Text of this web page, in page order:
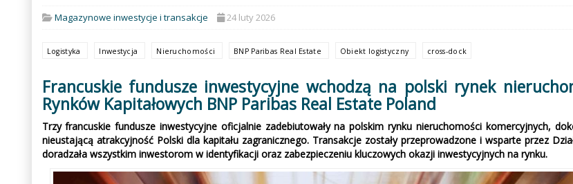
Magazynowe inwestycje i transakcje 24 luty 2026
Logistyka Inwestycja Nieruchomości BNP Paribas Real Estate Obiekt logistyczny cross-dock
Francuskie fundusze inwestycyjne wchodzą na polski rynek
Rynków Kapitałowych BNP Paribas Real Estate Poland
Trzy francuskie fundusze inwestycyjne oficjalnie zadebiutowały na polskim rynku nieruchomości komercyjnych,
nieustającą atrakcyjność Polski dla kapitału zagranicznego. Transakcje zostały przeprowadzone i wsparte przez
doradzała wszystkim inwestorom w identyfikacji oraz zabezpieczeniu kluczowych okazji inwestycyjnych na rynku.